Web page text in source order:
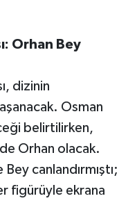
Orhan Bey
dizinin
Osman
belirtilirken,
Orhan olacak.
canlandırmıştı;
figürüyle ekrana